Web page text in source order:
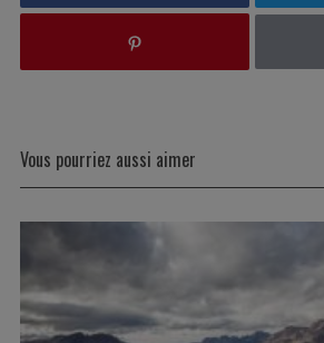
Vous pourriez aussi aimer